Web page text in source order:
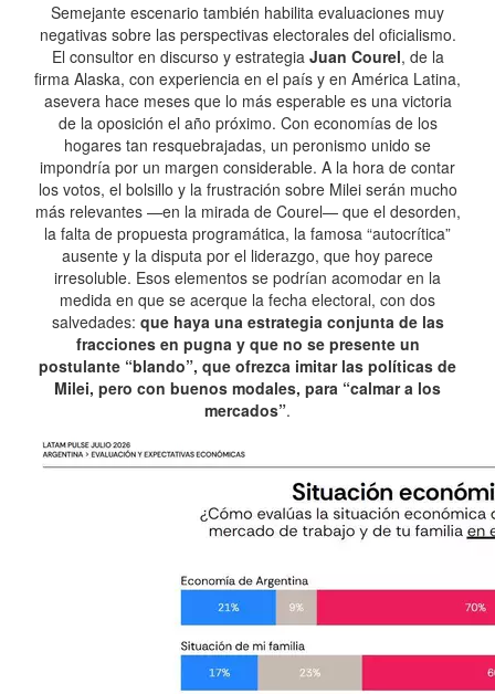
Semejante escenario también habilita evaluaciones muy
negativas sobre las perspectivas electorales del oficialismo.
El consultor en discurso y estrategia Juan Courel, de la
firma Alaska, con experiencia en el país y en América Latina,
asevera hace meses que lo más esperable es una victoria
de la oposición el año próximo. Con economías de los
hogares tan resquebrajadas, un peronismo unido se
impondría por un margen considerable. A la hora de contar
los votos, el bolsillo y la frustración sobre Milei serán mucho
más relevantes —en la mirada de Courel— que el desorden,
la falta de propuesta programática, la famosa “autocrítica”
ausente y la disputa por el liderazgo, que hoy parece
irresoluble. Esos elementos se podrían acomodar en la
medida en que se acerque la fecha electoral, con dos
salvedades: que haya una estrategia conjunta de las
fracciones en pugna y que no se presente un
postulante “blando”, que ofrezca imitar las políticas de
Milei, pero con buenos modales, para “calmar a los
mercados”.